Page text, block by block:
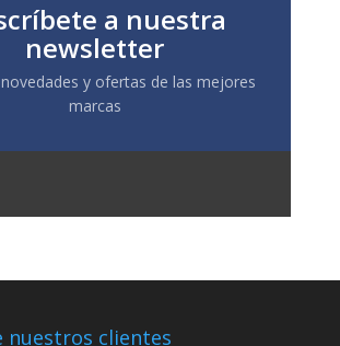
a nuestra
newsletter
y ofertas de las mejores
marcas
nuestros clientes